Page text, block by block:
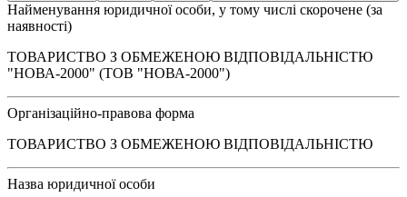
Найменування юридичної особи, у тому числі скорочене (за
наявності)
ТОВАРИСТВО З ОБМЕЖЕНОЮ ВІДПОВІДАЛЬНІСТЮ
"НОВА-2000" (ТОВ "НОВА-2000")
Організаційно-правова форма
ТОВАРИСТВО З ОБМЕЖЕНОЮ ВІДПОВІДАЛЬНІСТЮ
Назва юридичної особи